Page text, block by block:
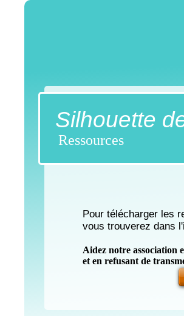
Silhouette
Ressources
Pour télécharger les
vous trouverez dans
Aidez notre association
et en refusant de